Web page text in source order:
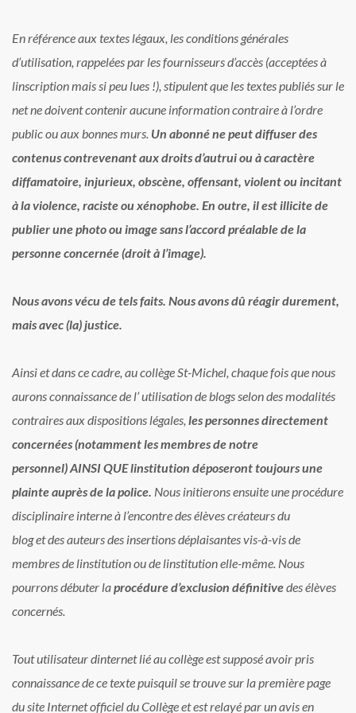
En référence aux textes légaux, les conditions générales
d’utilisation, rappelées par les fournisseurs d’accès (acceptées à
linscription mais si peu lues !), stipulent que les textes publiés sur le
net ne doivent contenir aucune information contraire à l’ordre
public ou aux bonnes murs. Un abonné ne peut diffuser des
contenus contrevenant aux droits d’autrui ou à caractère
diffamatoire, injurieux, obscène, offensant, violent ou incitant
à la violence, raciste ou xénophobe. En outre, il est illicite de
publier une photo ou image sans l’accord préalable de la
personne concernée (droit à l’image).
Nous avons vécu de tels faits. Nous avons dû réagir durement,
mais avec (la) justice.
Ainsi et dans ce cadre, au collège St-Michel, chaque fois que nous
aurons connaissance de l’ utilisation de blogs selon des modalités
contraires aux dispositions légales, les personnes directement
concernées (notamment les membres de notre
personnel) AINSI QUE linstitution déposeront toujours une
plainte auprès de la police. Nous initierons ensuite une procédure
disciplinaire interne à l’encontre des élèves créateurs du
blog et des auteurs des insertions déplaisantes vis-à-vis de
membres de linstitution ou de linstitution elle-même. Nous
pourrons débuter laprocédure d’exclusion définitivedes élèves
concernés.
Tout utilisateur dinternet lié au collège est supposé avoir pris
connaissance de ce texte puisquil se trouve sur la première page
du site Internet officiel du Collège et est relayé par un avis en